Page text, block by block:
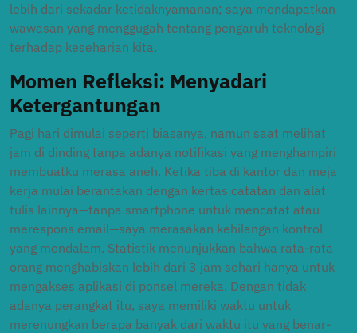
lebih dari sekadar ketidaknyamanan; saya mendapatkan
wawasan yang menggugah tentang pengaruh teknologi
terhadap keseharian kita.
Momen Refleksi: Menyadari
Ketergantungan
Pagi hari dimulai seperti biasanya, namun saat melihat
jam di dinding tanpa adanya notifikasi yang menghampiri
membuatku merasa aneh. Ketika tiba di kantor dan meja
kerja mulai berantakan dengan kertas catatan dan alat
tulis lainnya—tanpa smartphone untuk mencatat atau
merespons email—saya merasakan kehilangan kontrol
yang mendalam. Statistik menunjukkan bahwa rata-rata
orang menghabiskan lebih dari 3 jam sehari hanya untuk
mengakses aplikasi di ponsel mereka. Dengan tidak
adanya perangkat itu, saya memiliki waktu untuk
merenungkan berapa banyak dari waktu itu yang benar-